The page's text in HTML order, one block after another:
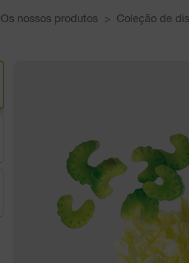
Os nossos produtos Coleção de